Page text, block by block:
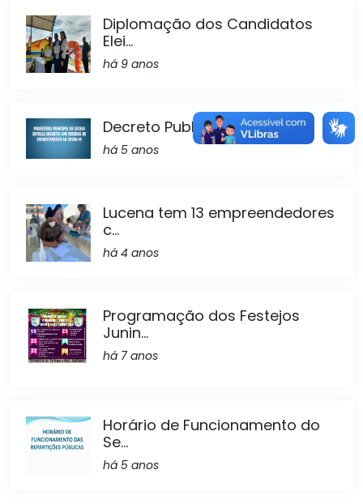
Diplomação dos Candidatos
Elei...
há 9 anos
Decreto Publicado!
há 5 anos
Lucena tem 13 empreendedores
c...
há 4 anos
Programação dos Festejos
Junin...
há 7 anos
Horário de Funcionamento do
Se...
há 5 anos